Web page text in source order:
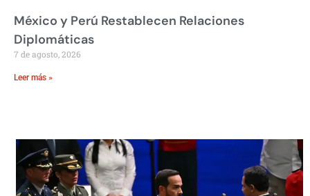
México y Perú Restablecen Relaciones
Diplomáticas
7 de agosto, 2026
Leer más »